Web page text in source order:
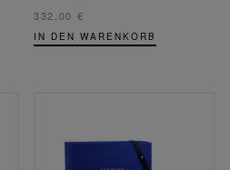
332,00 €
IN DEN WARENKORB